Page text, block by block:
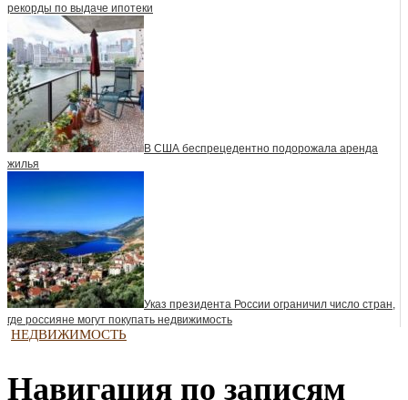
рекорды по выдаче ипотеки
В США беспрецедентно подорожала аренда
жилья
Указ президента России ограничил число стран,
где россияне могут покупать недвижимость
НЕДВИЖИМОСТЬ
Навигация по записям